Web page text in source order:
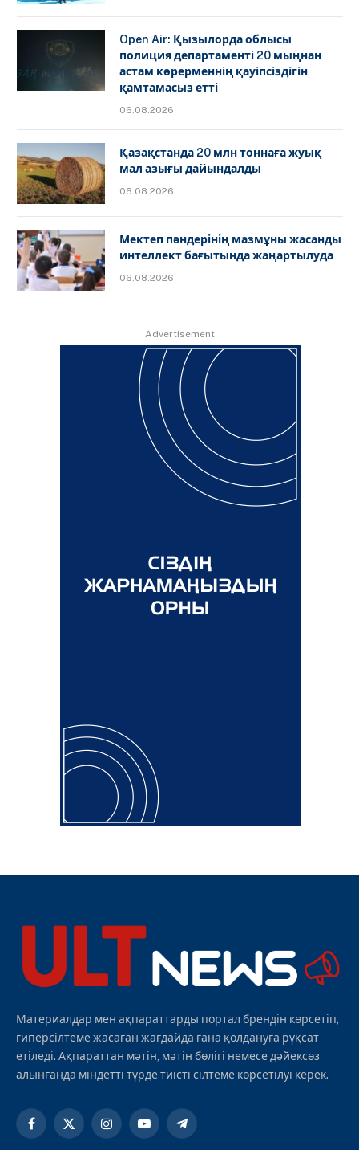
Open Air: Қызылорда облысы
полиция департаменті 20 мыңнан
астам көрерменнің қауіпсіздігін
қамтамасыз етті
06.08.2026
Қазақстанда 20 млн тоннаға жуық
мал азығы дайындалды
06.08.2026
Мектеп пәндерінің мазмұны жасанды
интеллект бағытында жаңартылуда
06.08.2026
Advertisement
Материалдар мен ақпараттарды портал брендін көрсетіп,
гиперсілтеме жасаған жағдайда ғана қолдануға рұқсат
етіледі. Ақпараттан мәтін, мәтін бөлігі немесе дәйексөз
алынғанда міндетті түрде тиісті сілтеме көрсетілуі керек.
Facebook
X
InstagramYouTubeTelegram